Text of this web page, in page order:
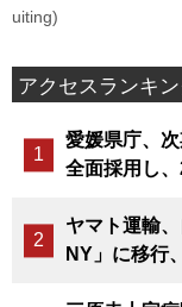
uiting)
アクセスランキ
愛媛県庁、
全面採用し
ヤマト運輸
NY」に移行